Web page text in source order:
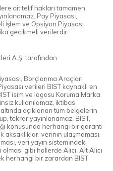
ait telif hakları tamamen
Pay Piyasası,
İşlem ve Opsiyon Piyasası
gecikmeli verilerdir.
A.Ş. tarafından
Borçlanma Araçları
verileri BIST kaynaklı en
isim ve logosu Koruma Marka
kullanılamaz, iktibas
açıklanan tüm belgelerin
tekrar yayınlanamaz. BIST,
konusunda herhangi bir garanti
aksaklıklar, verinin ulaşmaması,
veri yayın sistemindeki
gibi hallerde Alıcı, Alt Alıcı
herhangi bir zarardan BIST